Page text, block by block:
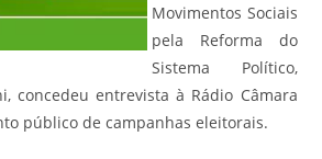
Movimentos Sociais
pela Reforma do
Sistema Político,
concedeu entrevista à Rádio Câmara
público de campanhas eleitorais.